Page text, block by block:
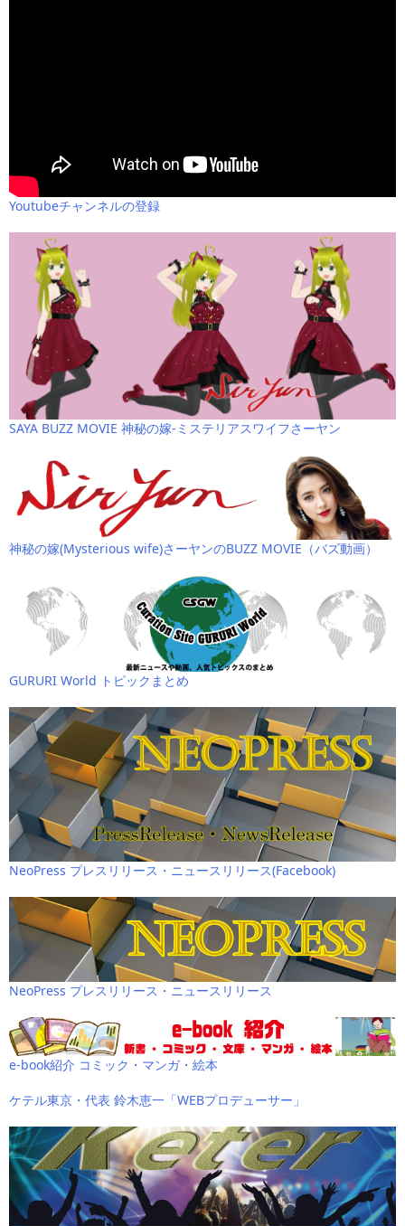
Youtubeチャンネルの登録
SAYA BUZZ MOVIE 神秘の嫁-ミステリアスワイフさーヤン
神秘の嫁(Mysterious wife)さーヤンのBUZZ MOVIE（バズ動画）
GURURI World トピックまとめ
NeoPress プレスリリース・ニュースリリース(Facebook)
NeoPress プレスリリース・ニュースリリース
e-book紹介 コミック・マンガ・絵本
ケテル東京・代表 鈴木恵一「WEBプロデューサー」